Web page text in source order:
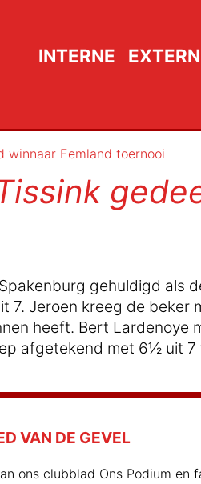
INTERNE
winnaar Eemland toernooi
gehuldigd als
7. Jeroen kreeg de beker
heeft. Bert Lardenoye
afgetekend met 6½ uit 7
VAN DE GEVEL
ons clubblad Ons Podium en